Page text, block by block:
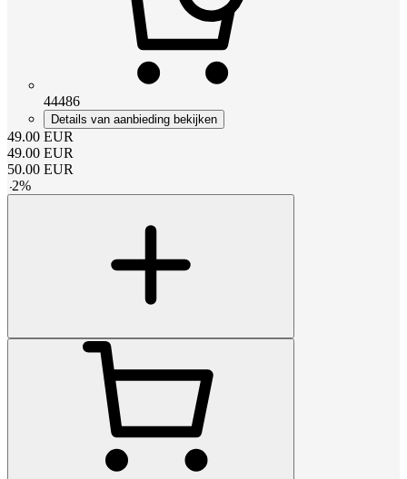
44486
Details van aanbieding bekijken
49.00 EUR
49.00 EUR
50.00 EUR
-2%